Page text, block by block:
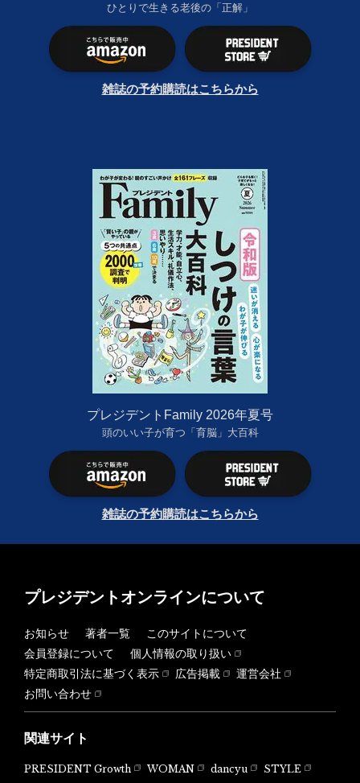
ひとりで生きる老後の「正解」
雑誌の予約購読はこちらから
プレジデントFamily 2026年夏号
頭のいい子が育つ「育脳」大百科
雑誌の予約購読はこちらから
プレジデントオンラインについて
お知らせ 著者一覧
このサイトについて
会員登録について
個人情報の取り扱い
特定商取引法に基づく表示
広告掲載
運営会社
お問い合わせ
関連サイト
PRESIDENT Growth WOMAN dancyu
STYLE